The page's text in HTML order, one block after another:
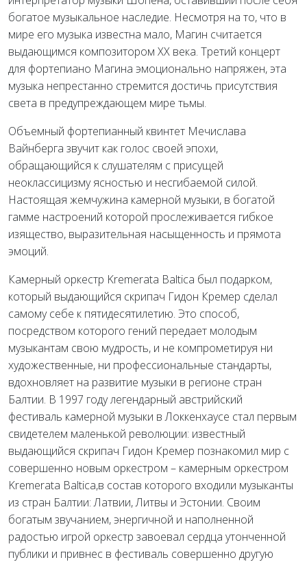
богатое музыкальное наследие. Несмотря на то, что в
мире его музыка известна мало, Магин считается
выдающимся композитором ХХ века. Третий концерт
для фортепиано Магина эмоционально напряжен, эта
музыка непрестанно стремится достичь присутствия
света в предупреждающем мире тьмы.
Объемный фортепианный квинтет Мечислава
Вайнберга звучит как голос своей эпохи,
обращающийся к слушателям с присущей
неоклассицизму ясностью и несгибаемой силой.
Настоящая жемчужина камерной музыки, в богатой
гамме настроений которой прослеживается гибкое
изящество, выразительная насыщенность и прямота
эмоций.
Камерный оркестр Kremerata Baltica был подарком,
который выдающийся скрипач Гидон Кремер сделал
самому себе к пятидесятилетию. Это способ,
посредством которого гений передает молодым
музыкантам свою мудрость, и не компрометируя ни
художественные, ни профессиональные стандарты,
вдохновляет на развитие музыки в регионе стран
Балтии. В 1997 году легендарный австрийский
фестиваль камерной музыки в Локкенхаусе стал первым
свидетелем маленькой революции: известный
выдающийся скрипач Гидон Кремер познакомил мир с
совершенно новым оркестром – камерным оркестром
Kremerata Baltica,в состав которого входили музыканты
из стран Балтии: Латвии, Литвы и Эстонии. Своим
богатым звучанием, энергичной и наполненной
радостью игрой оркестр завоевал сердца утонченной
публики и привнес в фестиваль совершенно другую